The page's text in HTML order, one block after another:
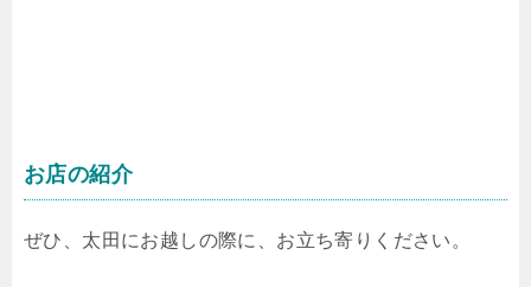
お店の紹介
ぜひ、太田にお越しの際に、お立ち寄りください。